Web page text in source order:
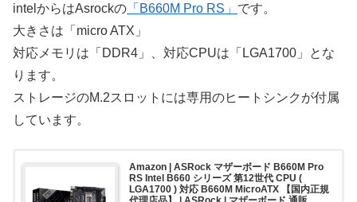
intelからはAsrockの 「B660M Pro RS」 です。
大きさは「micro ATX」
対応メモリは「DDR4」、対応CPUは「LGA1700」とな
ります。
ストレージのM.2スロットには専用のヒートシンクが付属
しています。
Amazon | ASRock マザーボード B660M Pro
RS Intel B660 シリーズ 第12世代 CPU (
LGA1700 ) 対応 B660M MicroATX 【国内正規